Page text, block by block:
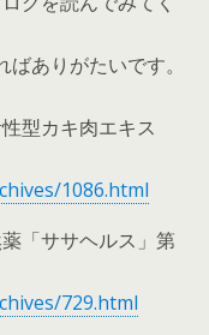
ありがたいです。
型カキ肉エキス
1086.html
「ササヘルス」第
729.html